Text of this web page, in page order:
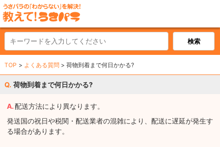
TOP よくある質問 荷物到着まで何日かかる?
荷物到着まで何日かかる?
配送方法により異なります。
発送国の祝日や税関・配送業者の混雑により、配送に遅延が発生す
る場合があります。